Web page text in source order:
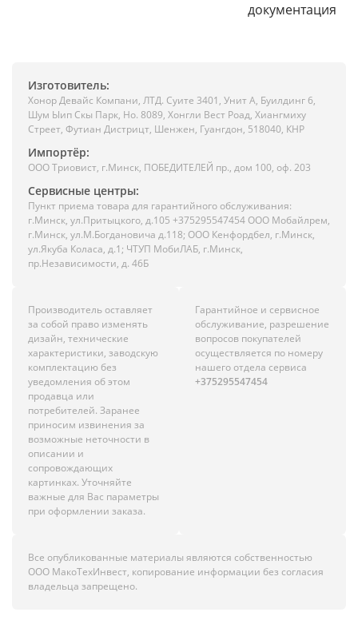
документация
Изготовитель:
Хонор Девайс Компани, ЛТД. Суите 3401, Унит A, Буилдинг 6,
Шум Ыип Скы Парк, Но. 8089, Хонгли Вест Роад, Xиангмиху
Стреет, Футиан Дистрицт, Шенжен, Гуангдон, 518040, КНР
Импортёр:
ООО Триовист, г.Минск, ПОБЕДИТЕЛЕЙ пр., дом 100, оф. 203
Сервисные центры:
Пункт приема товара для гарантийного обслуживания:
г.Минск, ул.Притыцкого, д.105 +375295547454 ООО Мобайлрем,
г.Минск, ул.М.Богдановича д.118; ООО Кенфордбел, г.Минск,
ул.Якуба Коласа, д.1; ЧТУП МобиЛАБ, г.Минск,
пр.Независимости, д. 46Б
Производитель оставляет
за собой право изменять
дизайн, технические
характеристики, заводскую
комплектацию без
уведомления об этом
продавца или
потребителей. Заранее
приносим извинения за
возможные неточности в
описании и
сопровождающих
картинках. Уточняйте
важные для Вас параметры
при оформлении заказа.
Гарантийное и сервисное
обслуживание, разрешение
вопросов покупателей
осуществляется по номеру
нашего отдела сервиса
+375295547454
Все опубликованные материалы являются собственностью
ООО МакоТехИнвест, копирование информации без согласия
владельца запрещено.